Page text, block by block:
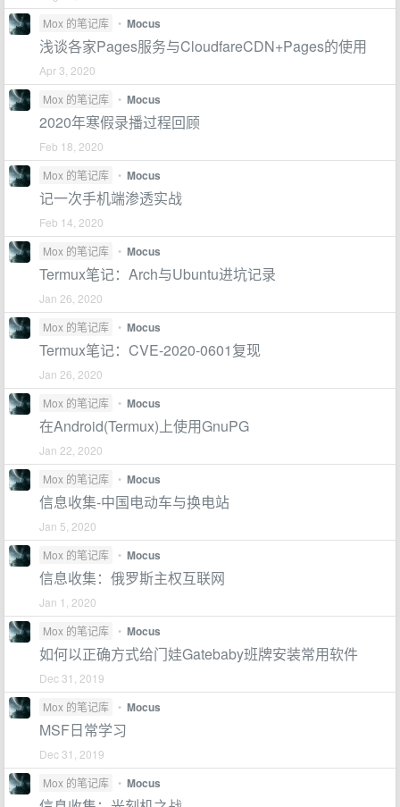
Mox 的笔记库
• Mocus
浅谈各家Pages服务与CloudfareCDN+Pages的使用
Apr 3, 2020
Mox 的笔记库
• Mocus
2020年寒假录播过程回顾
Feb 18, 2020
Mox 的笔记库
• Mocus
记一次手机端渗透实战
Feb 14, 2020
Mox 的笔记库
• Mocus
Termux笔记：Arch与Ubuntu进坑记录
Jan 26, 2020
Mox 的笔记库
• Mocus
Termux笔记：CVE-2020-0601复现
Jan 26, 2020
Mox 的笔记库
• Mocus
在Android(Termux)上使用GnuPG
Jan 22, 2020
Mox 的笔记库
• Mocus
信息收集-中国电动车与换电站
Jan 5, 2020
Mox 的笔记库
• Mocus
信息收集：俄罗斯主权互联网
Jan 1, 2020
Mox 的笔记库
• Mocus
如何以正确方式给门娃Gatebaby班牌安装常用软件
Dec 31, 2019
Mox 的笔记库
• Mocus
MSF日常学习
Dec 31, 2019
Mox 的笔记库
• Mocus